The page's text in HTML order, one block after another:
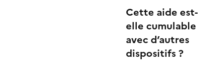
Cette aide est-
elle cumulable
avec d’autres
dispositifs ?